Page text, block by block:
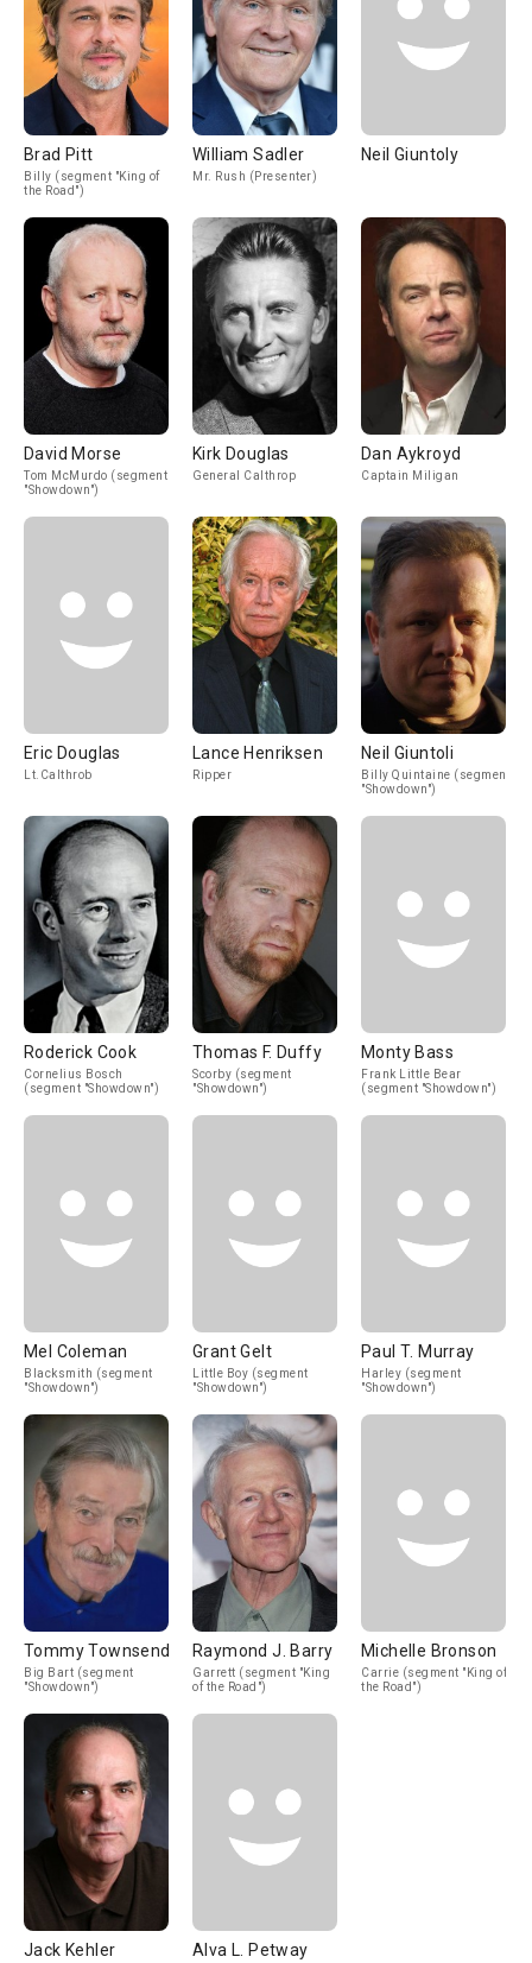
Brad Pitt
Billy (segment "King of
the Road")
William Sadler
Mr. Rush (Presenter)
Neil Giuntoly
David Morse
Tom McMurdo (segment
"Showdown")
Kirk Douglas
General Calthrop
Dan Aykroyd
Captain Miligan
Eric Douglas
Lt.Calthrob
Lance Henriksen
Ripper
Neil Giuntoli
Billy Quintaine (segment
"Showdown")
Roderick Cook
Cornelius Bosch
(segment "Showdown")
Thomas F. Duffy
Scorby (segment
"Showdown")
Monty Bass
Frank Little Bear
(segment "Showdown")
Mel Coleman
Blacksmith (segment
"Showdown")
Grant Gelt
Little Boy (segment
"Showdown")
Paul T. Murray
Harley (segment
"Showdown")
Tommy Townsend
Big Bart (segment
"Showdown")
Raymond J. Barry
Garrett (segment "King
of the Road")
Michelle Bronson
Carrie (segment "King of
the Road")
Jack Kehler Alva L. Petway